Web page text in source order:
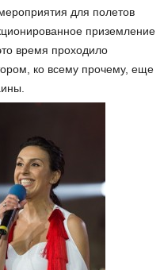
для полетов
приземление
время проходило
ко всему прочему, еще